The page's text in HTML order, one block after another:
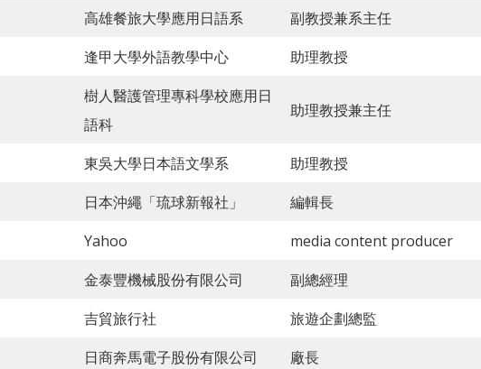
高雄餐旅大學應用日語系
副教授兼系主任
逢甲大學外語教學中心 助理教授
樹人醫護管理專科學校應用日
語科
助理教授兼主任
東吳大學日本語文學系
助理教授
日本沖繩「琉球新報社」
編輯長
Yahoo
media content producer
金泰豐機械股份有限公司
副總經理
吉貿旅行社
旅遊企劃總監
日商奔馬電子股份有限公司
廠長